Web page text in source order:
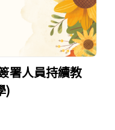
署人員持續教
)